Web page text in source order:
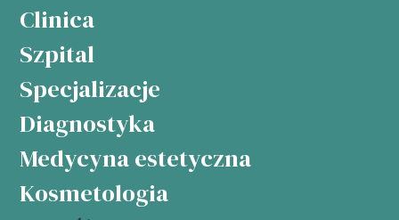
Clinica
Szpital
Specjalizacje
Diagnostyka
Medycyna estetyczna
Kosmetologia